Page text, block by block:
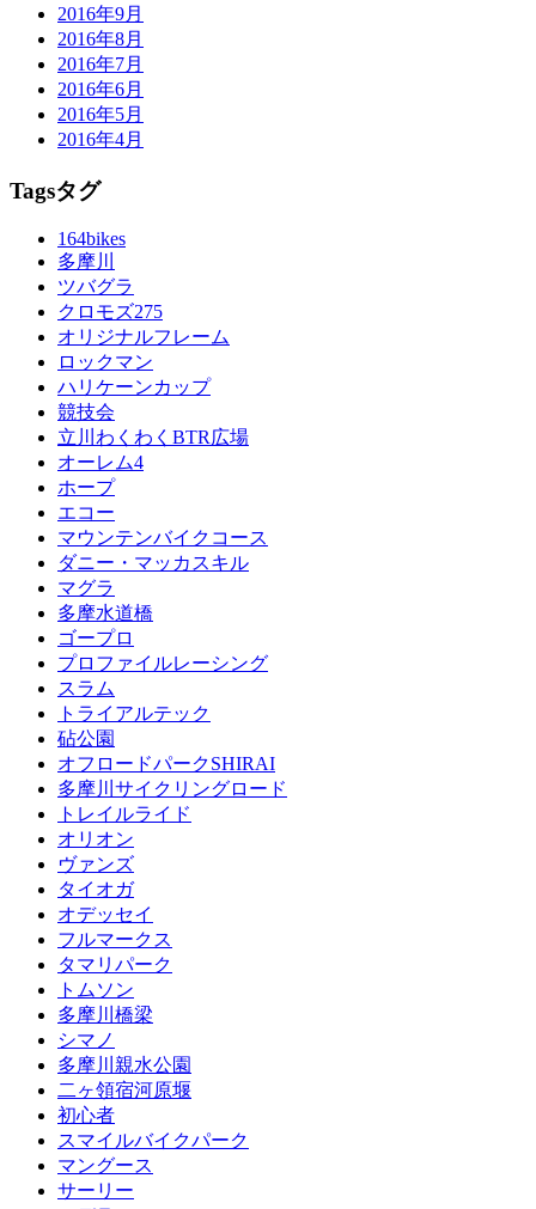
2016年9月
2016年8月
2016年7月
2016年6月
2016年5月
2016年4月
Tagsタグ
164bikes
多摩川
ツバグラ
クロモズ275
オリジナルフレーム
ロックマン
ハリケーンカップ
競技会
立川わくわくBTR広場
オーレム4
ホープ
エコー
マウンテンバイクコース
ダニー・マッカスキル
マグラ
多摩水道橋
ゴープロ
プロファイルレーシング
スラム
トライアルテック
砧公園
オフロードパークSHIRAI
多摩川サイクリングロード
トレイルライド
オリオン
ヴァンズ
タイオガ
オデッセイ
フルマークス
タマリパーク
トムソン
多摩川橋梁
シマノ
多摩川親水公園
二ヶ領宿河原堰
初心者
スマイルバイクパーク
マングース
サーリー